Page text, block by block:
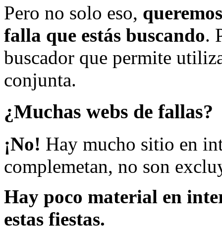
Pero no solo eso,
falla que estás buscando.
buscador que permite
conjunta.
¿Muchas webs de fallas?
¡No! Hay mucho sitio en
complemetan, no son
Hay poco material en
estas fiestas.